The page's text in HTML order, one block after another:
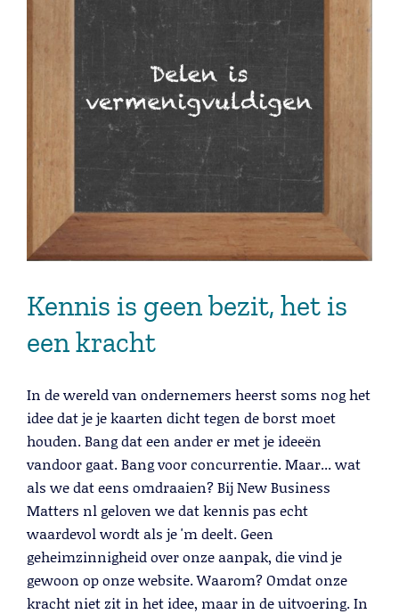
Kennis is geen bezit, het is
een kracht
In de wereld van ondernemers heerst soms nog het
idee dat je je kaarten dicht tegen de borst moet
houden. Bang dat een ander er met je ideeën
vandoor gaat. Bang voor concurrentie. Maar... wat
als we dat eens omdraaien? Bij New Business
Matters nl geloven we dat kennis pas echt
waardevol wordt als je 'm deelt. Geen
geheimzinnigheid over onze aanpak, die vind je
gewoon op onze website. Waarom? Omdat onze
kracht niet zit in het idee, maar in de uitvoering. In